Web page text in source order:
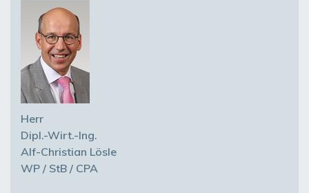
Herr
Dipl.-Wirt.-Ing.
Alf-Christian Lösle
WP / StB / CPA